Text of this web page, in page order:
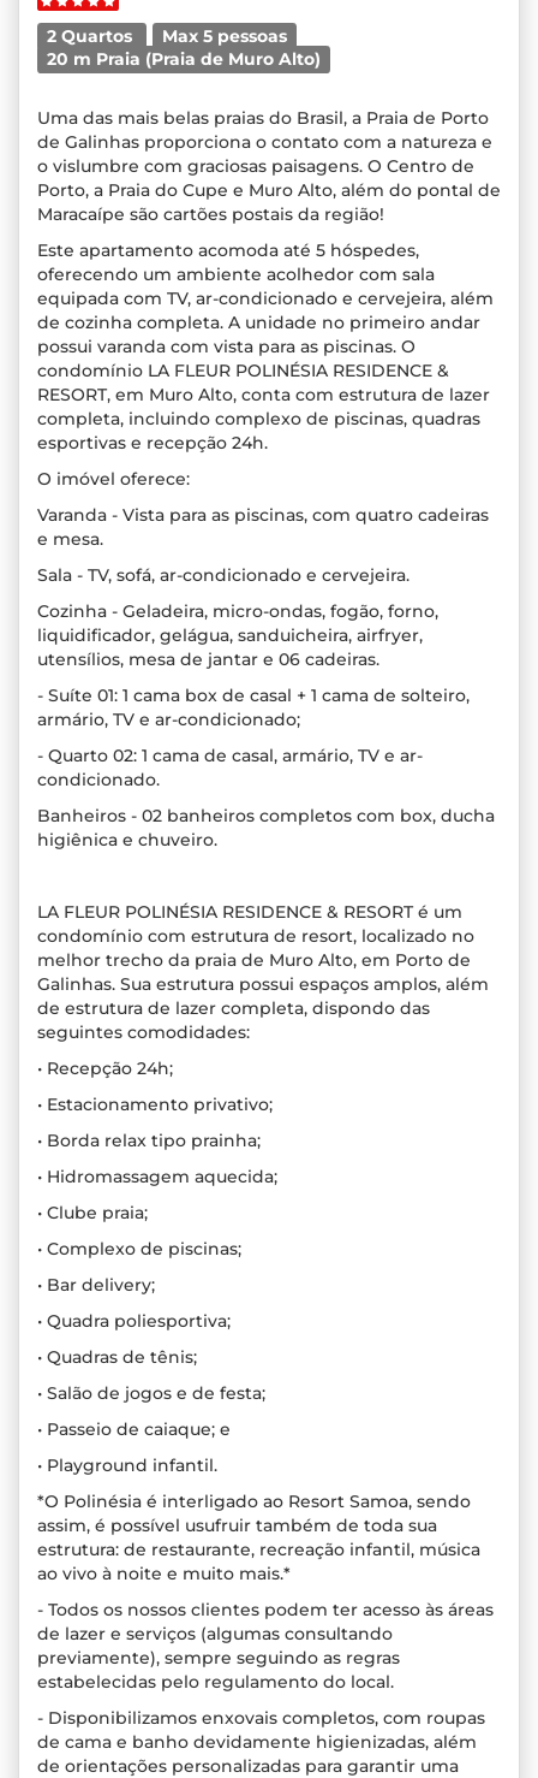
2 Quartos
Max 5 pessoas
20 m Praia (Praia de Muro Alto)
Uma das mais belas praias do Brasil, a Praia de Porto
de Galinhas proporciona o contato com a natureza e
o vislumbre com graciosas paisagens. O Centro de
Porto, a Praia do Cupe e Muro Alto, além do pontal de
Maracaípe são cartões postais da região!
Este apartamento acomoda até 5 hóspedes,
oferecendo um ambiente acolhedor com sala
equipada com TV, ar-condicionado e cervejeira, além
de cozinha completa. A unidade no primeiro andar
possui varanda com vista para as piscinas. O
condomínio LA FLEUR POLINÉSIA RESIDENCE &
RESORT, em Muro Alto, conta com estrutura de lazer
completa, incluindo complexo de piscinas, quadras
esportivas e recepção 24h.
O imóvel oferece:
Varanda - Vista para as piscinas, com quatro cadeiras
e mesa.
Sala - TV, sofá, ar-condicionado e cervejeira.
Cozinha - Geladeira, micro-ondas, fogão, forno,
liquidificador, gelágua, sanduicheira, airfryer,
utensílios, mesa de jantar e 06 cadeiras.
- Suíte 01: 1 cama box de casal + 1 cama de solteiro,
armário, TV e ar-condicionado;
- Quarto 02: 1 cama de casal, armário, TV e ar-
condicionado.
Banheiros - 02 banheiros completos com box, ducha
higiênica e chuveiro.
LA FLEUR POLINÉSIA RESIDENCE & RESORT é um
condomínio com estrutura de resort, localizado no
melhor trecho da praia de Muro Alto, em Porto de
Galinhas. Sua estrutura possui espaços amplos, além
de estrutura de lazer completa, dispondo das
seguintes comodidades:
• Recepção 24h;
• Estacionamento privativo;
• Borda relax tipo prainha;
• Hidromassagem aquecida;
• Clube praia;
• Complexo de piscinas;
• Bar delivery;
• Quadra poliesportiva;
• Quadras de tênis;
• Salão de jogos e de festa;
• Passeio de caiaque; e
• Playground infantil.
*O Polinésia é interligado ao Resort Samoa, sendo
assim, é possível usufruir também de toda sua
estrutura: de restaurante, recreação infantil, música
ao vivo à noite e muito mais.*
- Todos os nossos clientes podem ter acesso às áreas
de lazer e serviços (algumas consultando
previamente), sempre seguindo as regras
estabelecidas pelo regulamento do local.
- Disponibilizamos enxovais completos, com roupas
de cama e banho devidamente higienizadas, além
de orientações personalizadas para garantir uma